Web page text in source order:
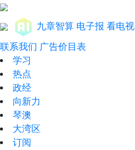
九章智算 电子报 看电视
联系我们 广告价目表
学习
热点
政经
向新力
琴澳
大湾区
订阅